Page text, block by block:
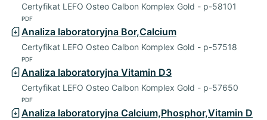
Certyfikat LEFO Osteo Calbon Komplex Gold - p-58101
PDF
Analiza laboratoryjna Bor,Calcium
Certyfikat LEFO Osteo Calbon Komplex Gold - p-57518
PDF
Analiza laboratoryjna Vitamin D3
Certyfikat LEFO Osteo Calbon Komplex Gold - p-57650
PDF
Analiza laboratoryjna Calcium,Phosphor,Vitamin D